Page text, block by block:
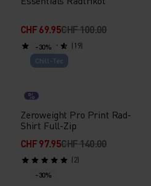
CHF 69.95CHF 100.00
(19)
-30%
Chill-Tec
%
Zeroweight Pro Print Rad-
Shirt Full-Zip
CHF 97.95CHF 140.00
(2)
-30%